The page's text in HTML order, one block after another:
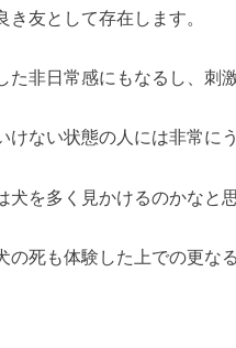
友として存在します。
非日常感にもなるし、刺激
ない状態の人には非常に
を多く見かけるのかなと思
死も体験した上での更なる